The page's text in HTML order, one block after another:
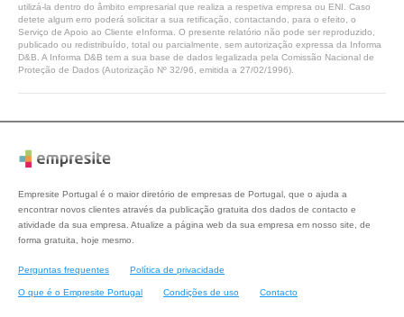
utilizá-la dentro do âmbito empresarial que realiza a respetiva empresa ou ENI. Caso
detete algum erro poderá solicitar a sua retificação, contactando, para o efeito, o
Serviço de Apoio ao Cliente eInforma. O presente relatório não pode ser reproduzido,
publicado ou redistribuído, total ou parcialmente, sem autorização expressa da Informa
D&B. A Informa D&B tem a sua base de dados legalizada pela Comissão Nacional de
Proteção de Dados (Autorização Nº 32/96, emitida a 27/02/1996).
Empresite Portugal é o maior diretório de empresas de Portugal, que o ajuda a
encontrar novos clientes através da publicação gratuita dos dados de contacto e
atividade da sua empresa. Atualize a página web da sua empresa em nosso site, de
forma gratuita, hoje mesmo.
Perguntas frequentes Política de privacidade
O que é o Empresite Portugal Condições de uso Contacto